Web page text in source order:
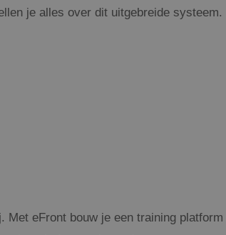
je alles over dit uitgebreide systeem.
eFront bouw je een training